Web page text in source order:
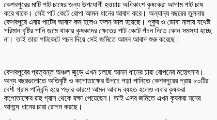
কেশবপুরের মাটি পাট চাষের জন্য উপযোগী হওয়ায় অধিকাংশ কৃষকেরা আগাম পাট চাষ
করে থাকে। সেই পাট কেটে রোপা আমন ধানের আবাদ করে। অন্যান্য বছরের তুলনায়
কেশবপুরে এবার পাটের আবাদ কম হলেও ফলন ভাল হয়েছে। পুকুর ও ডোবা নালায় যথেষ্ট
পরিমান বৃষ্টির পানি জমে থাকায় কৃষকদের ক্ষেতের পাট কেটে পঁচন দিতে কোন সমস্যা হচ্ছে
না। তাই তারা পাটকেটে পচন দিয়ে সেই জমিতে আমন আবাদ শুরু করেছে।
কেশবপুরের প্রত্যন্ত অঞ্চল জুড়ে এখন চলছে আমন ধানের চারা রোপনের মহোৎসাব।
অন্য বছরগুলোতে অতিবৃষ্টি ও কপোতাক্ষের উপচে পড়া পানিতে কেশবপুরের প্রায় ৮০টির
বেশী গ্রাম পানিবন্দি হয়ে পড়ার কারণে আমন আবাদ ব্যহত হলেও এবার কৃষকরা
কপোতাক্ষের রাহু গ্রাস থেকে রক্ষা পেয়েছেন। তাই এসব জমিতে এখন কৃষকরা মনের
আনন্দে ধানের চারা রোপন করছে।